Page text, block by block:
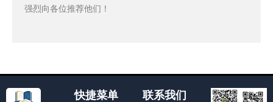
强烈向各位推荐他们！
快捷菜单 联系我们